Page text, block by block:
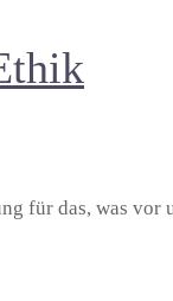
für das, was